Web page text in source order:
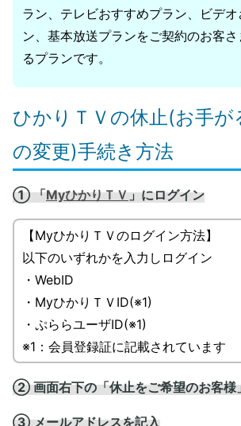
ラン、テレビおすすめプラン、ビデ
ン、基本放送プランをご契約のお客
るプランです。
ひかりＴＶの休止(お手が
の変更)手続き方法
① 「MyひかりＴＶ」にログイン
【MyひかりＴＶのログイン方法】
以下のいずれかを入力しログイン
・WebID
・MyひかりＴＶID(※1)
・ぷららユーザID(※1)
※1：会員登録証に記載されています
② 画面右下の「休止をご希望のお客様
③ メールアドレスを記入